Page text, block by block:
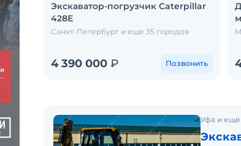
Экскаватор-погрузчик Caterpillar
428E
Санкт-Петербург и еще 35 городов
4 390 000 ₽ Позвонить
Уфа и ещё